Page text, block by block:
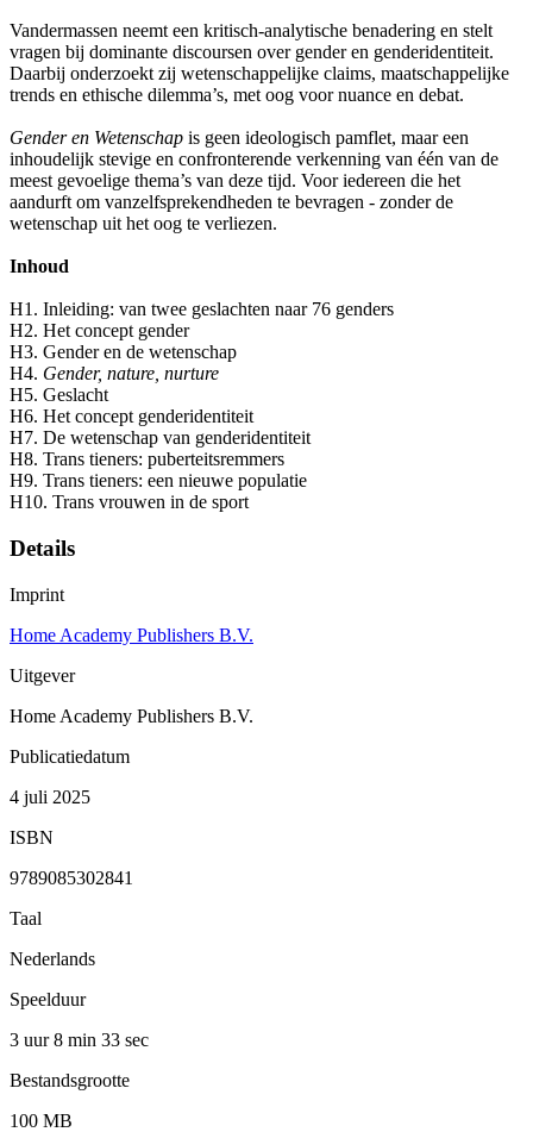
Vandermassen neemt een kritisch-analytische benadering en stelt
vragen bij dominante discoursen over gender en genderidentiteit.
Daarbij onderzoekt zij wetenschappelijke claims, maatschappelijke
trends en ethische dilemma’s, met oog voor nuance en debat.
Gender en Wetenschap is geen ideologisch pamflet, maar een
inhoudelijk stevige en confronterende verkenning van één van de
meest gevoelige thema’s van deze tijd. Voor iedereen die het
aandurft om vanzelfsprekendheden te bevragen - zonder de
wetenschap uit het oog te verliezen.
Inhoud
H1. Inleiding: van twee geslachten naar 76 genders
H2. Het concept gender
H3. Gender en de wetenschap
H4. Gender, nature, nurture
H5. Geslacht
H6. Het concept genderidentiteit
H7. De wetenschap van genderidentiteit
H8. Trans tieners: puberteitsremmers
H9. Trans tieners: een nieuwe populatie
H10. Trans vrouwen in de sport
Details
Imprint
Home Academy Publishers B.V.
Uitgever
Home Academy Publishers B.V.
Publicatiedatum
4 juli 2025
ISBN
9789085302841
Taal
Nederlands
Speelduur
3 uur 8 min 33 sec
Bestandsgrootte
100 MB